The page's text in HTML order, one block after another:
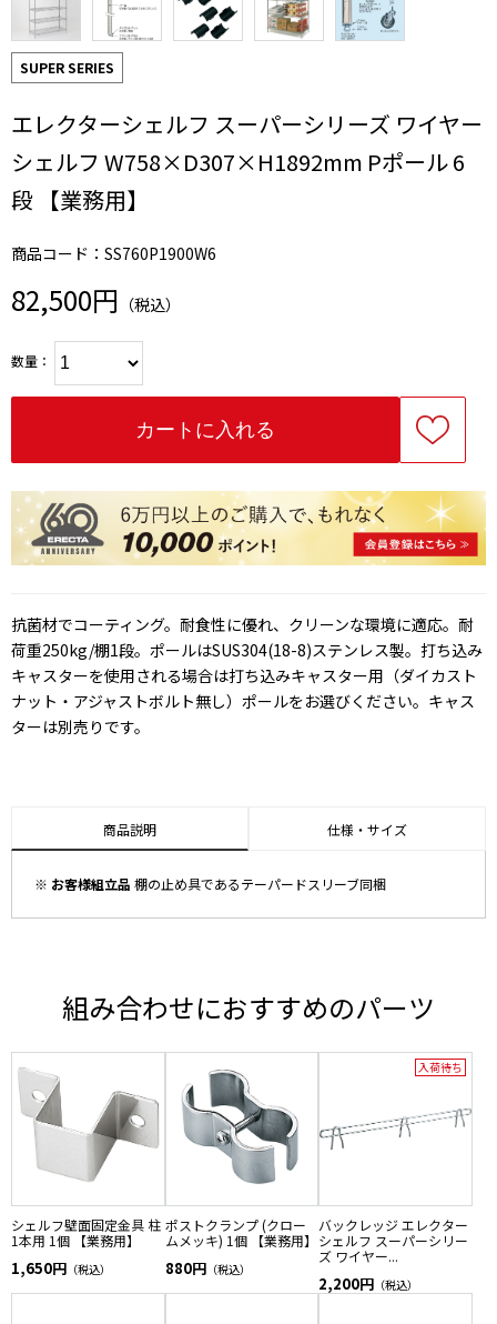
SUPER SERIES
エレクターシェルフ スーパーシリーズ ワイヤー
シェルフ W758×D307×H1892mm Pポール 6
段 【業務用】
商品コード：SS760P1900W6
82,500円 （税込）
数量：
抗菌材でコーティング。耐食性に優れ、クリーンな環境に適応。耐
荷重250kg/棚1段。ポールはSUS304(18-8)ステンレス製。打ち込み
キャスターを使用される場合は打ち込みキャスター用（ダイカスト
ナット・アジャストボルト無し）ポールをお選びください。キャス
ターは別売りです。
商品説明 仕様・サイズ
※ お客様組立品 棚の止め具であるテーパードスリーブ同梱
組み合わせにおすすめのパーツ
シェルフ壁面固定金具 柱
1本用 1個 【業務用】
1,650円 （税込）
ポストクランプ (クロー
ムメッキ) 1個 【業務用】
880円（税込）
入荷待ち
バックレッジ エレクター
シェルフ スーパーシリー
ズ ワイヤー...
2,200円 （税込）